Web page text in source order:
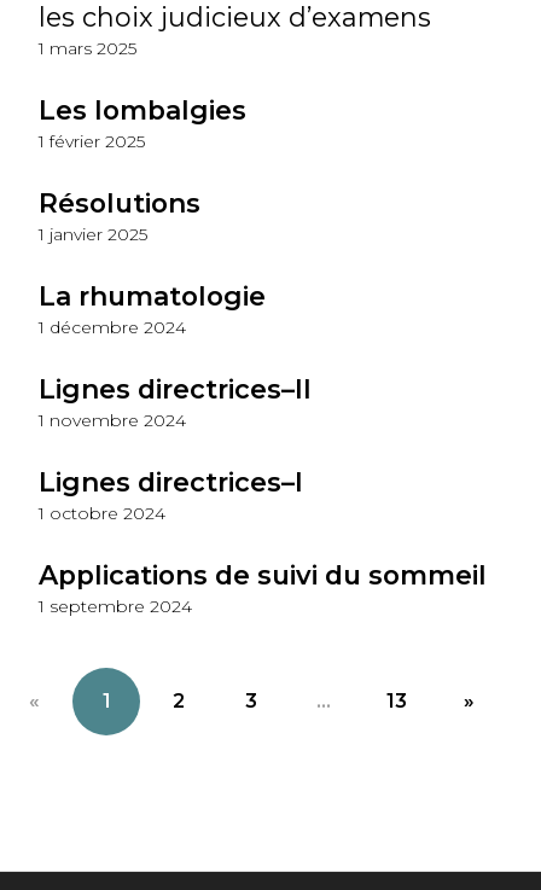
les choix judicieux d’examens
1 mars 2025
Les lombalgies
1 février 2025
Résolutions
1 janvier 2025
La rhumatologie
1 décembre 2024
Lignes directrices–II
1 novembre 2024
Lignes directrices–I
1 octobre 2024
Applications de suivi du sommeil
1 septembre 2024
« 1 2 3 ... 13 »